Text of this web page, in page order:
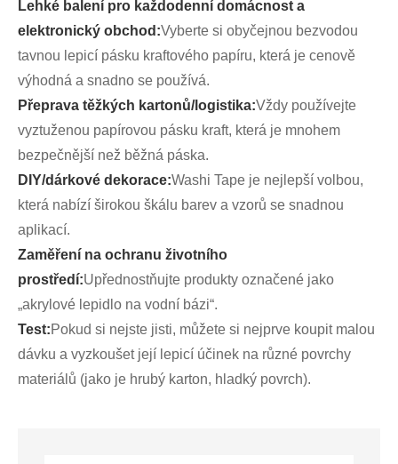
Lehké balení pro každodenní domácnost a
elektronický obchod:Vyberte si obyčejnou bezvodou
tavnou lepicí pásku kraftového papíru, která je cenově
výhodná a snadno se používá.
Přeprava těžkých kartonů/logistika:Vždy používejte
vyztuženou papírovou pásku kraft, která je mnohem
bezpečnější než běžná páska.
DIY/dárkové dekorace:Washi Tape je nejlepší volbou,
která nabízí širokou škálu barev a vzorů se snadnou
aplikací.
Zaměření na ochranu životního
prostředí:Upřednostňujte produkty označené jako
„akrylové lepidlo na vodní bázi“.
Test:Pokud si nejste jisti, můžete si nejprve koupit malou
dávku a vyzkoušet její lepicí účinek na různé povrchy
materiálů (jako je hrubý karton, hladký povrch).